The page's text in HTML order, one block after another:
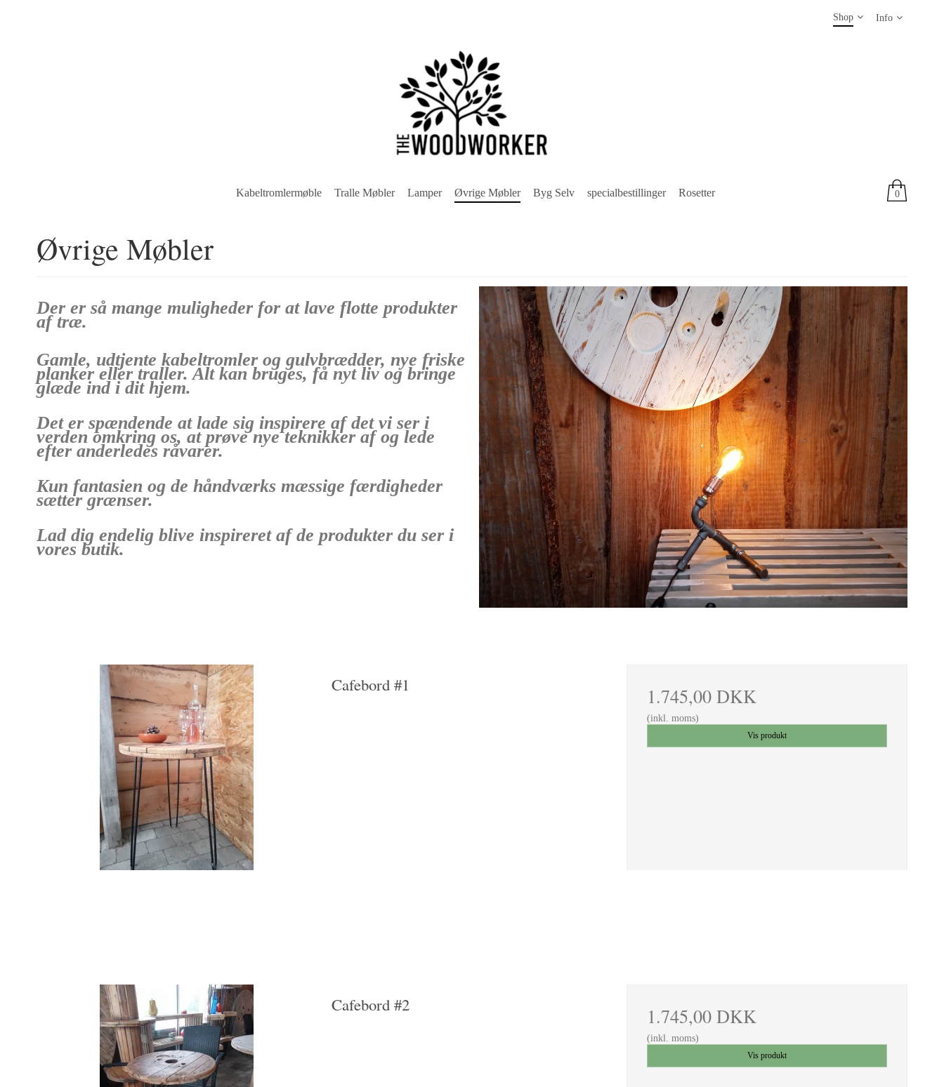
Shop Info
0
Kabeltromlermøble Tralle Møbler Lamper Øvrige Møbler Byg Selv specialbestillinger Rosetter
Øvrige Møbler
Der er så mange muligheder for at lave flotte produkter
af træ.
Gamle, udtjente kabeltromler og gulvbrædder, nye friske
planker eller traller. Alt kan bruges, få nyt liv og bringe
glæde ind i dit hjem.
Det er spændende at lade sig inspirere af det vi ser i
verden omkring os, at prøve nye teknikker af og lede
efter anderledes råvarer.
Kun fantasien og de håndværks mæssige færdigheder
sætter grænser.
Lad dig endelig blive inspireret af de produkter du ser i
vores butik.
Cafebord #1 1.745,00 DKK
(inkl. moms)
Vis produkt
Cafebord #2 1.745,00 DKK
(inkl. moms)
Vis produkt